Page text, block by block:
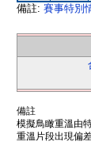
備註: 賽事特別
備註
模擬鳥瞰重溫由
重溫片段出現偏